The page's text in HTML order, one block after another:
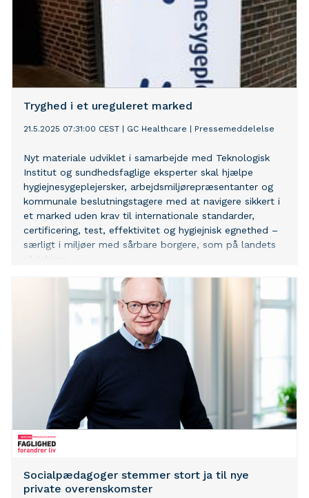
Tryghed i et ureguleret marked
21.5.2025 07:31:00 CEST GC Healthcare Pressemeddelelse
Nyt materiale udviklet i samarbejde med Teknologisk
Institut og sundhedsfaglige eksperter skal hjælpe
hygiejnesygeplejersker, arbejdsmiljørepræsentanter og
kommunale beslutningstagere med at navigere sikkert i
et marked uden krav til internationale standarder,
certificering, test, effektivitet og hygiejnisk egnethed –
særligt i miljøer med sårbare borgere, som på landets
plejehjem.
Socialpædagoger stemmer stort ja til nye
private overenskomster